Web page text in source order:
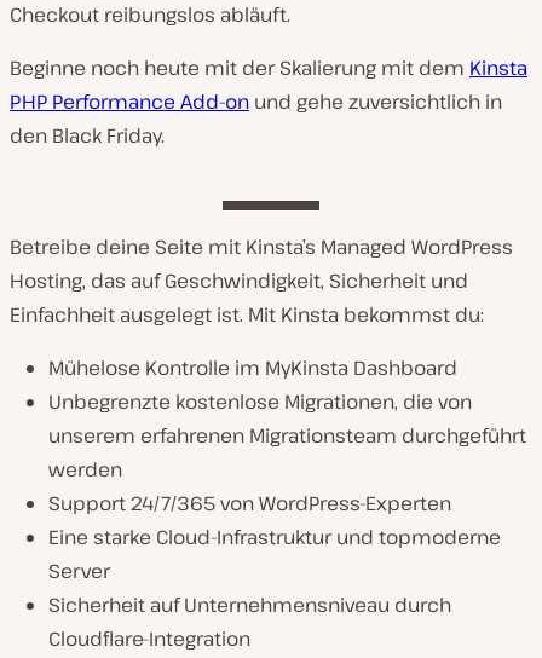
Checkout reibungslos abläuft.
Beginne noch heute mit der Skalierung mit dem Kinsta
PHP Performance Add-on und gehe zuversichtlich in
den Black Friday.
Betreibe deine Seite mit Kinsta’s Managed WordPress
Hosting, das auf Geschwindigkeit, Sicherheit und
Einfachheit ausgelegt ist. Mit Kinsta bekommst du:
Mühelose Kontrolle im MyKinsta Dashboard
Unbegrenzte kostenlose Migrationen, die von
unserem erfahrenen Migrationsteam durchgeführt
werden
Support 24/7/365 von WordPress-Experten
Eine starke Cloud-Infrastruktur und topmoderne
Server
Sicherheit auf Unternehmensniveau durch
Cloudflare-Integration